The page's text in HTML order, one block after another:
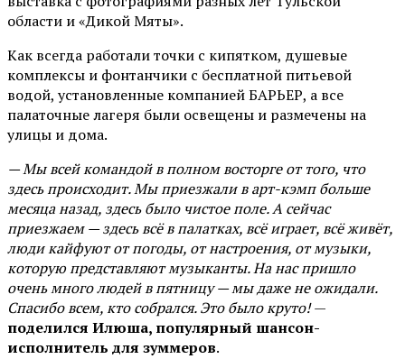
области и «Дикой Мяты».
Как всегда работали точки с кипятком, душевые
комплексы и фонтанчики с бесплатной питьевой
водой, установленные компанией БАРЬЕР, а все
палаточные лагеря были освещены и размечены на
улицы и дома.
— Мы всей командой в полном восторге от того, что
здесь происходит. Мы приезжали в арт-кэмп больше
месяца назад, здесь было чистое поле. А сейчас
приезжаем — здесь всё в палатках, всё играет, всё живёт,
люди кайфуют от погоды, от настроения, от музыки,
которую представляют музыканты. На нас пришло
очень много людей в пятницу — мы даже не ожидали.
Спасибо всем, кто собрался. Это было круто!—
поделился Илюша, популярный шансон-
исполнитель для зуммеров.